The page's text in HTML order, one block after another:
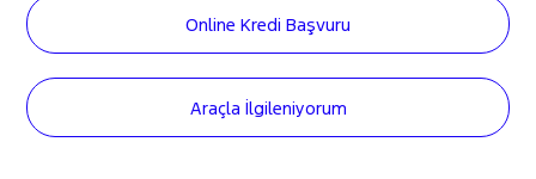
Online Kredi Başvuru
Araçla İlgileniyorum